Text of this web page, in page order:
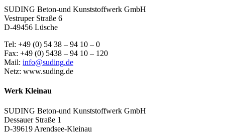
SUDING Beton-und Kunststoffwerk GmbH
Vestruper Straße 6
D-49456 Lüsche
Tel: +49 (0) 54 38 – 94 10 – 0
Fax: +49 (0) 5438 – 94 10 – 120
Mail: info@suding.de
Netz: www.suding.de
Werk Kleinau
SUDING Beton-und Kunststoffwerk GmbH
Dessauer Straße 1
D-39619 Arendsee-Kleinau